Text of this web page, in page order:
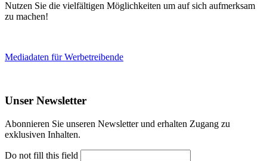
Nutzen Sie die vielfältigen Möglichkeiten um auf sich aufmerksam
zu machen!
Mediadaten für Werbetreibende
Unser Newsletter
Abonnieren Sie unseren Newsletter und erhalten Zugang zu
exklusiven Inhalten.
Do not fill this field